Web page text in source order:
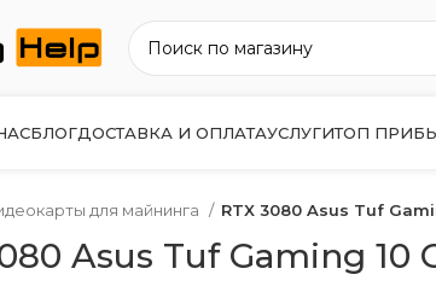
БЛОГДОСТАВКА И ОПЛАТАУСЛУГИТОП
для майнинга RTX 3080 Asus Tuf
Asus Tuf Gaming 10